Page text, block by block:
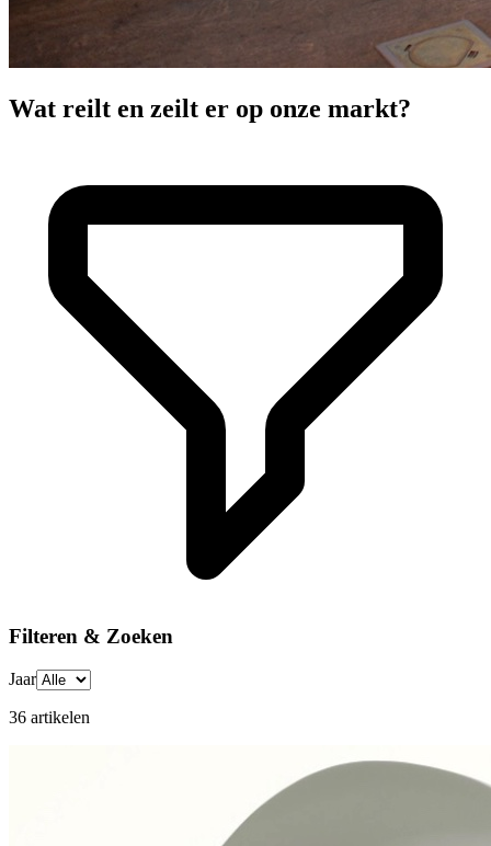
Wat reilt en zeilt er op onze markt?
Filteren & Zoeken
Jaar
36 artikelen